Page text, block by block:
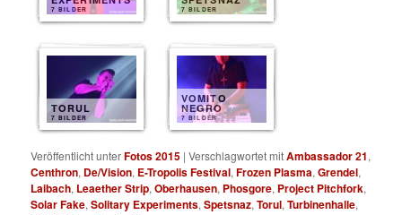
7 BILDER 7 BILDER
TORUL
7 BILDER
VOMITO
NEGRO
7 BILDER
Veröffentlicht unterFotos 2015 |Verschlagwortet mitAmbassador 21,
Centhron, De/Vision, E-Tropolis Festival,Frozen Plasma,Grendel,
Laibach, Leaether Strip,Oberhausen, Phosgore, Project Pitchfork,
Solar Fake,Solitary Experiments,Spetsnaz,Torul,Turbinenhalle,